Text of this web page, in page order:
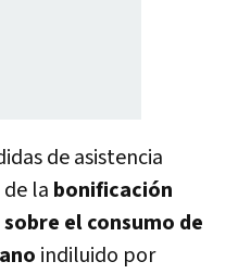
de asistencia
la bonificación
el consumo de
indiluido por